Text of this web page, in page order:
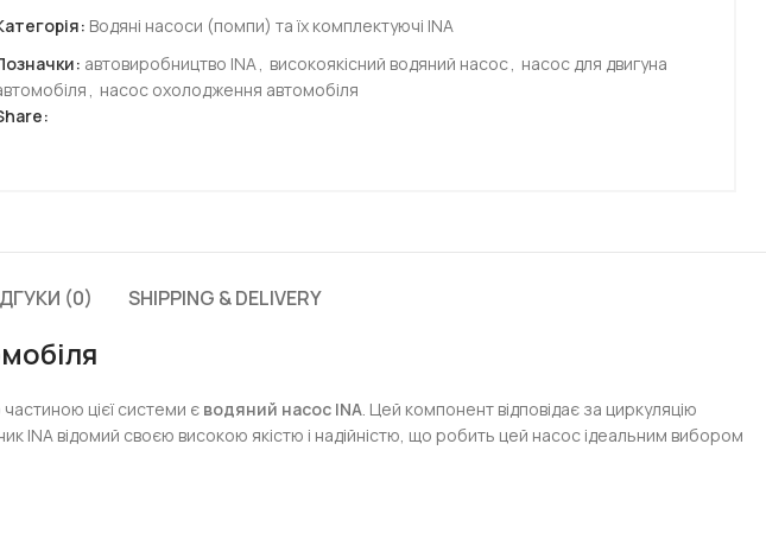
Водяні насоси (помпи) та їх комплектуючі INA
автовиробництво INA, високоякісний водяний насос, насос для двигуна
, насос охолодження автомобіля
(0) SHIPPING & DELIVERY
цієї системи є водяний насос INA. Цей компонент відповідає за циркуляцію
INA відомий своєю високою якістю і надійністю, що робить цей насос ідеальним вибором